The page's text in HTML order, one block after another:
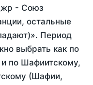
- Союз
остальные
Период
выбрать как по
по Шафиитскому,
(Шафии,